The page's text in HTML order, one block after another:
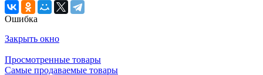
Ошибка
Закрыть окно
Просмотренные товары
Самые продаваемые товары